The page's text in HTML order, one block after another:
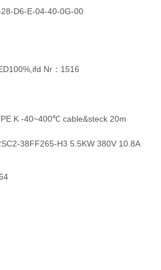
D6-E-04-40-0G-00
Nr：1516
K -40~400℃ cable&steck 20m
38FF265-H3 5.5KW 380V 10.8A